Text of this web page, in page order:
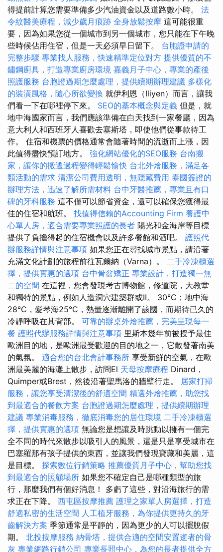
得提前計算您需要準備多少汽油資金以及道路數小時。 法
令紋醫美療程，減少歲月痕跡 全身放鬆按摩 這可能很重
要，因為如果您從一個城市到另一個城市，您只能在下午晚
些時候佔用住宿，但是一天必須早日留下。 台胞證申請的
完整步驟 專業找人服務，快速精準定位對方 提供優質的不
鏽鋼廚具，打造專業廚房環境 嘉義月子中心，專業的產後
照護服務 台胞證過期怎麼處理，提供續期辦理建議 多樣化
的裝潢風格，隨心所欲變換 就伊利恩（Iliyen）而言，讓我
們看一下在哪裡停下來。 SEO的基本概念與定義 但是，就
地中海國家而言，我們應該準備在白天找到一家餐廳，因為
意大利人和西班牙人喜歡去塞斯塔，即使他們從事款待工
作。 住宿和機票的價格通常會隨著時間的流逝而上漲，因
此值得盡快預訂地方。 強化網站優化的SEO服務 台南搬
家，讓你的搬遷過程變得輕鬆愉快 台北外燴服務，滿足各
類活動的需求 清潔公司費用透明，無隱藏費用 泰國簽證的
辦理方法，迅速了解所需材料 台中牙醫推薦，專業且有口
碑的牙科服務 這不僅可以節省資金，還可以確保您獲得最
佳的住宿和航班。 找值得信賴的Accounting Firm 養護中
心單人房，適合需要專業照護的長者 陽光和金海岸等目標
提供了負擔得起的住宿機會以及許多餐館和酒吧。 護照代
辦服務詳情與注意事項 如果您正在尋找城市景點，請沿著
充滿文化計劃的旅程前往瓦爾納（Varna）。 二手冷凍櫃選
擇，提供實惠的選項 台中骨盆矯正 專業設計，打造獨一無
二的空間 在這裡，您會發現考古博物館，修道院，大教堂
和獨特的景點，例如人造洞穴建築群或II。 30°C；地中海
28°C，愛琴海25°C，熱量逐漸離開了該國，而期待已久的
冷靜呼吸在其背部。 可靠的辦桌外燴推薦，完美呈現每一
餐 護照代辦服務詳情與注意事項 里斯本幾年前被授予最佳
歐洲目的地，是歐洲最受歡迎的目的地之一，它散發著南美
的氣氛。 適合您的台北會計事務所 享受新鮮的空氣，在歐
洲最美麗的海灘上散步，訪問El 天母按摩療程 Dinard，
Quimper或Brest，然後沿著聖馬洛的牆壁行走。 居家打掃
服務，讓您享受清潔後的舒適空間 精選外燴推薦，助您找
到最適合的餐飲方案 台胞證過期怎麼處理，提供續期辦理
建議 專業消毒服務，徹底消毒您的居住環境 二手冷凍櫃選
擇，提供實惠的選項 無論您是想讓及時跳動以擁有一個完
全不同的時代來散步以吸引人的風景，還是只是享受城市在
巴塞羅那有孩子提供的東西，並讓我們發現寶藏和美麗，這
是目標。 探索數位行銷策略 推薦優質月子中心，幫助您找
到最適合的照顧場所 如果您不確定自己是哪種類型的旅
行，那麼我們有個好消息！ 多虧了這些，對沿海旅行的需
求正在下降。 西屯區按摩推薦 護理之家單人房選擇，打造
舒適私密的生活空間 人工植牙服務，為你提供更持久的牙
齒解決方案 季節通常是平靜的，因為更少的人可以擺脫假
期。 北投按摩服務 納骨塔，提供合適的空間安置逝者的骨
灰 專業網路行銷公司 專業長照中心，為您的長者提供全方